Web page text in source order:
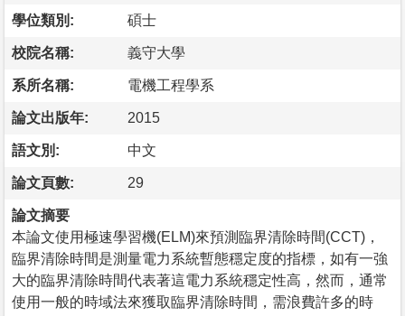
學位類別: 碩士
校院名稱: 義守大學
系所名稱: 電機工程學系
論文出版年: 2015
語文別: 中文
論文頁數: 29
論文摘要
本論文使用極速學習機(ELM)來預測臨界清除時間(CCT)，
臨界清除時間是測量電力系統暫態穩定度的指標，如有一強
大的臨界清除時間代表著這電力系統穩定性高，然而，通常
使用一般的時域法來獲取臨界清除時間，需浪費許多的時